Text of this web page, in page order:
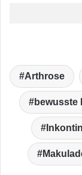
Arthrose
bewusste